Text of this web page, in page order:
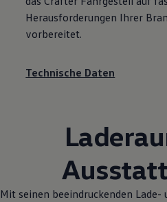
Herausforderungen Ihrer
vorbereitet.
Technische Daten
Mit seinen beeindruckenden